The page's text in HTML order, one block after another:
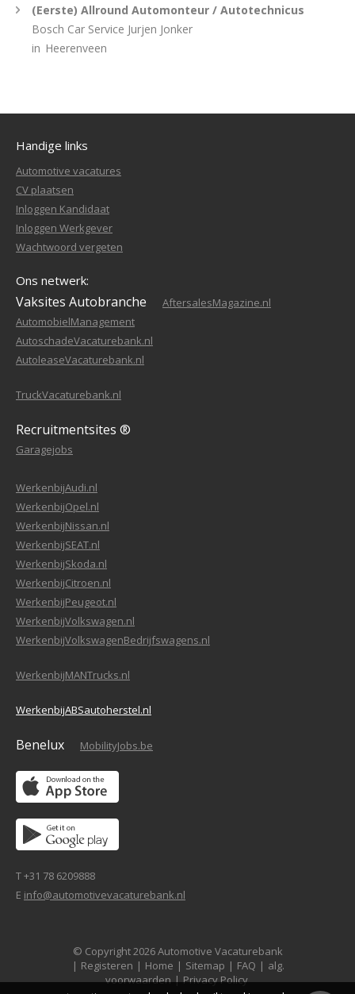
(Eerste) Allround Automonteur / Autotechnicus
Bosch Car Service Jurjen Jonker
in Heerenveen
Handige links
Automotive vacatures
CV plaatsen
Inloggen Kandidaat
Inloggen Werkgever
Wachtwoord vergeten
Ons netwerk:
Vaksites Autobranche
AftersalesMagazine.nl
AutomobielManagement
AutoschadeVacaturebank.nl
AutoleaseVacaturebank.nl
TruckVacaturebank.nl
Recruitmentsites ®
Garagejobs
WerkenbijAudi.nl
WerkenbijOpel.nl
WerkenbijNissan.nl
WerkenbijSEAT.nl
WerkenbijSkoda.nl
WerkenbijCitroen.nl
WerkenbijPeugeot.nl
WerkenbijVolkswagen.nl
WerkenbijVolkswagenBedrijfswagens.nl
WerkenbijMANTrucks.nl
WerkenbijABSautoherstel.nl
Benelux MobilityJobs.be
T +31 78 6209888
E info@automotivevacaturebank.nl
© Copyright 2026 Automotive Vacaturebank
| Registeren | Home | Sitemap | FAQ | alg.
voorwaarden | Privacy Policy